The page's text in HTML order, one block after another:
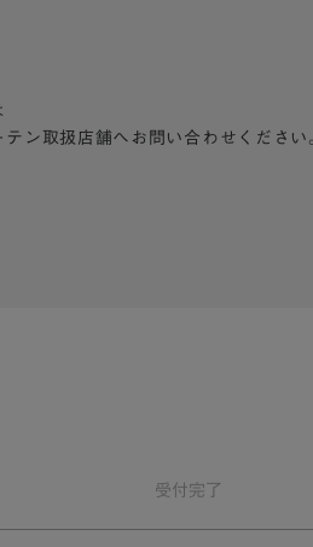
ン取扱店舗へお問い合わせください
受付完了